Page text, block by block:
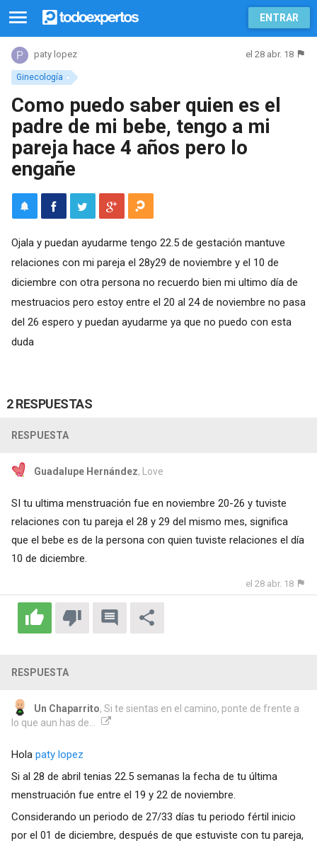
ENTRAR
Ginecología
paty lopez el 28 abr. 18
Como puedo saber quien es el
padre de mi bebe, tengo a mi
pareja hace 4 años pero lo
engañe
Ojala y puedan ayudarme tengo 22.5 de gestación mantuve
relaciones con mi pareja el 28y29 de noviembre y el 10 de
diciembre con otra persona no recuerdo bien mi ultimo día de
mestruacios pero estoy entre el 20 al 24 de noviembre no pasa
del 26 espero y puedan ayudarme ya que no puedo con esta
duda
2 RESPUESTAS
RESPUESTA
Guadalupe Hernández, Love
SI tu ultima menstruación fue en noviembre 20-26 y tuviste
relaciones con tu pareja el 28 y 29 del mismo mes, significa
que el bebe es de la persona con quien tuviste relaciones el día
10 de diciembre.
el 28 abr. 18
RESPUESTA
Un Chaparrito, Si te sientas en el camino, ponte de frente a
lo que aun has de...
Hola paty lopez
Si al 28 de abril tenias 22.5 semanas la fecha de tu última
menstruación fue entre el 19 y 22 de noviembre.
Considerando un periodo de 27/33 días tu periodo fértil inicio
por el 01 de diciembre, después de que estuviste con tu pareja,